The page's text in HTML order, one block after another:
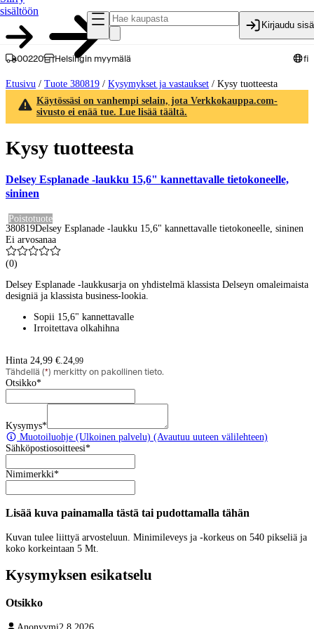
sisältöön
Kirjaudu
00220 Helsingin myymälä fi
Etusivu / Tuote 380819 / Kysymykset ja vastaukset / Kysy tuotteesta
Käytössäsi on vanhempi selain, jota Verkkokauppa.com-
sivusto ei enää tue. Lue lisää täältä.
Kysy tuotteesta
Delsey Esplanade -laukku 15,6" kannettavalle tietokoneelle,
sininen
Poistotuote
380819Delsey Esplanade -laukku 15,6" kannettavalle tietokoneelle, sininen
Ei arvosanaa
(0)
Delsey Esplanade -laukkusarja on yhdistelmä klassista Delseyn omaleimaista
designiä ja klassista business-lookia.
Sopii 15,6" kannettavalle
Irroitettava olkahihna
Hinta 24,99 €. 24,99
Tähdellä (*) merkitty on pakollinen tieto.
Otsikko*
Kysymys*
Muotoiluohje (Ulkoinen palvelu) (Avautuu uuteen välilehteen)
Sähköpostiosoitteesi*
Nimimerkki*
Lisää kuva painamalla tästä tai pudottamalla tähän
Kuvan tulee liittyä arvosteluun. Minimileveys ja -korkeus on 540 pikseliä ja
koko korkeintaan 5 Mt.
Kysymyksen esikatselu
Otsikko